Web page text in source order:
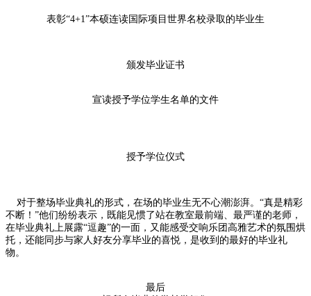
表彰“4+1”本硕连读国际项目世界名校录取的毕业生
颁发毕业证书
宣读授予学位学生名单的文件
授予学位仪式
对于整场毕业典礼的形式，在场的毕业生无不心潮澎湃。“真是精彩
不断！”他们纷纷表示，既能见惯了站在教室最前端、最严谨的老师，
在毕业典礼上展露“逗趣”的一面，又能感受交响乐团高雅艺术的氛围烘
托，还能同步与家人好友分享毕业的喜悦，是收到的最好的毕业礼
物。
最后